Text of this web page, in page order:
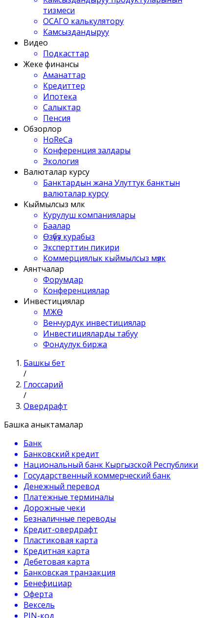
тизмеси
ОСАГО калькулятору
Камсыздандыруу
Видео
Подкасттар
Жеке финансы
Аманаттар
Кредиттер
Ипотека
Салыктар
Пенсия
Обзорлор
HoReCa
Конференция залдары
Экология
Валюталар курсу
Банктардын жана Улуттук банктын
валюталар курсу
Кыймылсыз мүлк
Курулуш компаниялары
Баалар
Өзүбүз курабыз
Эксперттин пикири
Коммерциялык кыймылсыз мүлк
Аянтчалар
Форумдар
Конференциялар
Инвестициялар
МЖӨ
Венчурдук инвестициялар
Инвестицияларды табуу
Фондулук биржа
Башкы бет
/
Глоссарий
/
Овердрафт
Башка аныктамалар
Банк
Банковский кредит
Национальный банк Кыргызской Республики
Государственный коммерческий банк
Денежный перевод
Платежные терминалы
Дорожные чеки
Безналичные переводы
Кредит-овердрафт
Пластиковая карта
Кредитная карта
Дебетовая карта
Банковская транзакция
Бенефициар
Оферта
Вексель
PIN-код